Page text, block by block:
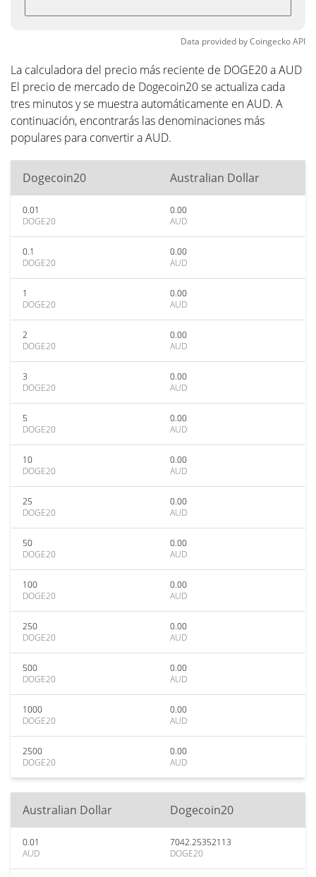
Data provided byCoingeckoAPI
La calculadora del precio más reciente de DOGE20 a AUD
El precio de mercado de Dogecoin20 se actualiza cada
tres minutos y se muestra automáticamente en AUD. A
continuación, encontrarás las denominaciones más
populares para convertir a AUD.
Dogecoin20 Australian Dollar
0.01
DOGE20
0.00
AUD
0.1
DOGE20
0.00
AUD
1
DOGE20
0.00
AUD
2
DOGE20
0.00
AUD
3
DOGE20
0.00
AUD
5
DOGE20
0.00
AUD
10
DOGE20
0.00
AUD
25
DOGE20
0.00
AUD
50
DOGE20
0.00
AUD
100
DOGE20
0.00
AUD
250
DOGE20
0.00
AUD
500
DOGE20
0.00
AUD
1000
DOGE20
0.00
AUD
2500
DOGE20
0.00
AUD
Australian Dollar Dogecoin20
0.01
AUD
7042.25352113
DOGE20